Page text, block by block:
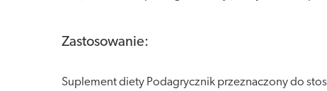
Zastosowanie:
Suplement diety Podagrycznik przeznaczony do